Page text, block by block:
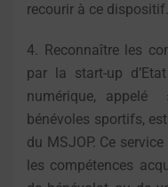
recourir à ce dispositif.
4. Reconnaître les
par la start-up
numérique,
bénévoles sportifs,
du MSJOP. Ce
les compétences